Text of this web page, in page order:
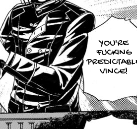
YOU'RE
FUCKING
VINCE!